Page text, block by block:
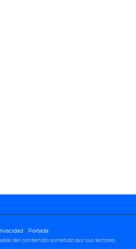
Portada
del contenido sometido por sus lectores.